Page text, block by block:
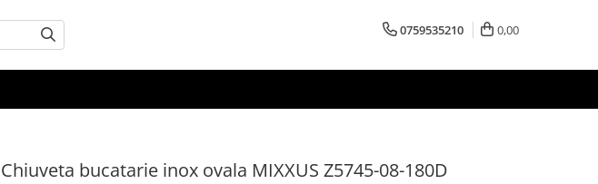
0759535210 0,00
Chiuveta bucatarie inox ovala MIXXUS Z5745-08-180D